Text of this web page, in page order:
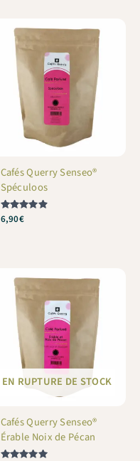
Cafés Querry Senseo®
Spéculoos
Note
4.83
6,90€
EN RUPTURE DE STOCK
Cafés Querry Senseo®
Érable Noix de Pécan